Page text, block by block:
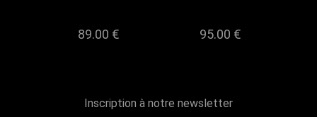
89.00 € 95.00 €
Inscription à notre newsletter